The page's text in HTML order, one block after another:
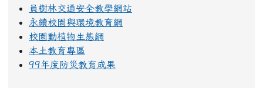
員樹林交通安全教學網站
永續校園與環境教育網
校園動植物生態網
本土教育專區
99年度防災教育成果